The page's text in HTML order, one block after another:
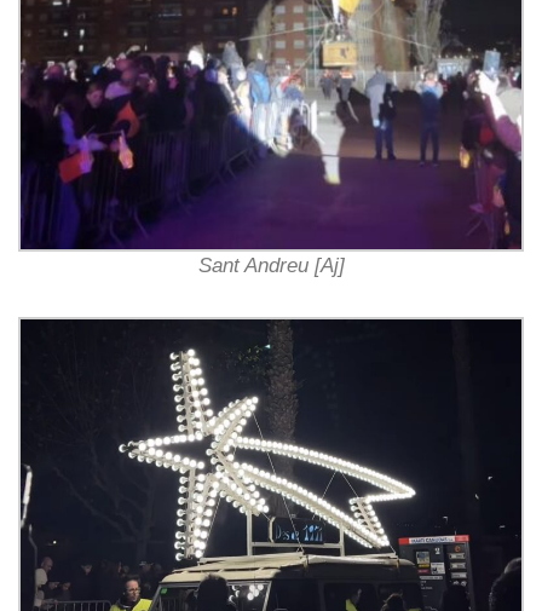
Sant Andreu [Aj]